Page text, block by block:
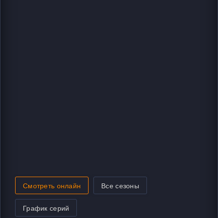
Смотреть онлайн Все сезоны
График серий